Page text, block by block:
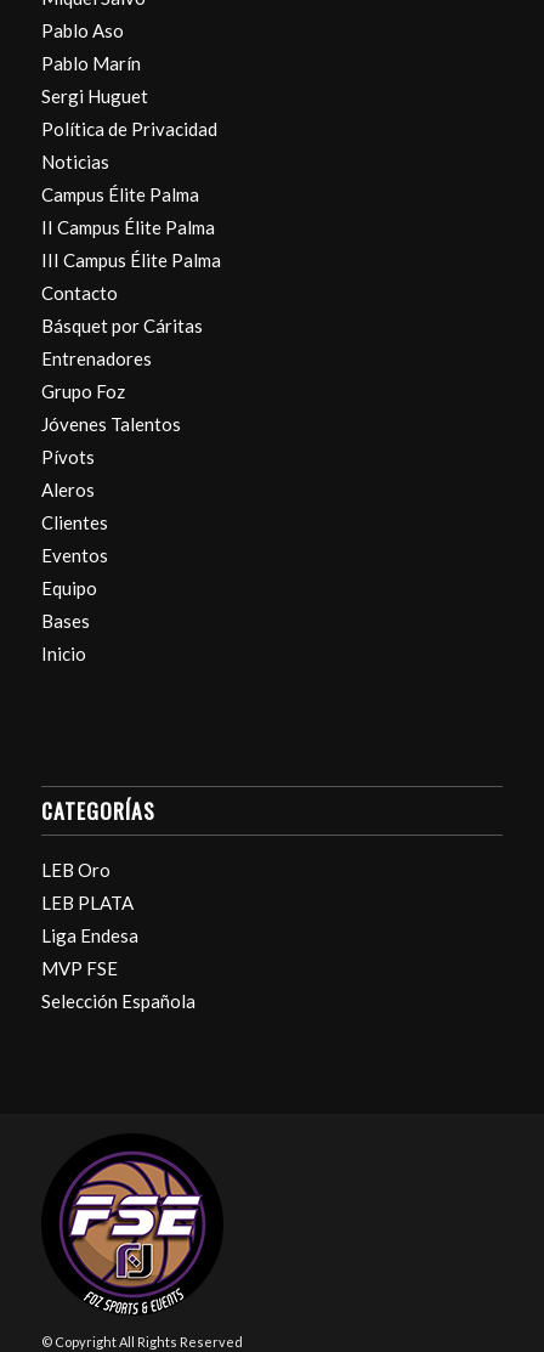
Pablo Aso
Pablo Marín
Sergi Huguet
Política de Privacidad
Noticias
Campus Élite Palma
II Campus Élite Palma
III Campus Élite Palma
Contacto
Básquet por Cáritas
Entrenadores
Grupo Foz
Jóvenes Talentos
Pívots
Aleros
Clientes
Eventos
Equipo
Bases
Inicio
CATEGORÍAS
LEB Oro
LEB PLATA
Liga Endesa
MVP FSE
Selección Española
© Copyright All Rights Reserved